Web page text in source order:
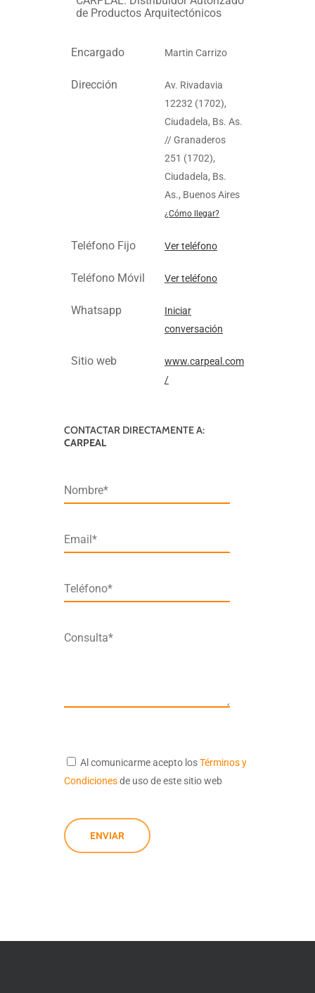
de Productos Arquitectónicos
Encargado Martin Carrizo
Dirección
Av. Rivadavia
12232 (1702),
Ciudadela, Bs. As.
// Granaderos
251 (1702),
Ciudadela, Bs.
As., Buenos Aires
¿Cómo llegar?
Teléfono Fijo Ver teléfono
Teléfono Móvil Ver teléfono
Whatsapp
Iniciar
conversación
Sitio web
www.carpeal.com
/
CONTACTAR DIRECTAMENTE A:
CARPEAL
Nombre*
Email*
Teléfono*
Consulta*
Al comunicarme acepto losTérminos y
Condicionesde uso de este sitio web
ENVIAR